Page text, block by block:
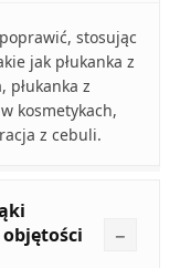
stosując
jak płukanka z
płukanka z
kosmetykach,
z cebuli.